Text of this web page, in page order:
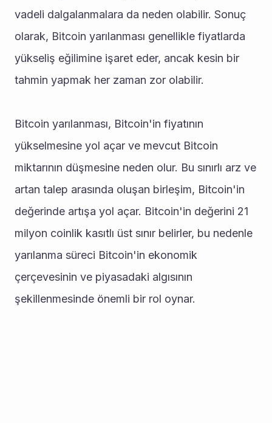
vadeli dalgalanmalara da neden olabilir. Sonuç
olarak, Bitcoin yarılanması genellikle fiyatlarda
yükseliş eğilimine işaret eder, ancak kesin bir
tahmin yapmak her zaman zor olabilir.
Bitcoin yarılanması, Bitcoin'in fiyatının
yükselmesine yol açar ve mevcut Bitcoin
miktarının düşmesine neden olur. Bu sınırlı arz ve
artan talep arasında oluşan birleşim, Bitcoin'in
değerinde artışa yol açar. Bitcoin'in değerini 21
milyon coinlik kasıtlı üst sınır belirler, bu nedenle
yarılanma süreci Bitcoin'in ekonomik
çerçevesinin ve piyasadaki algısının
şekillenmesinde önemli bir rol oynar.